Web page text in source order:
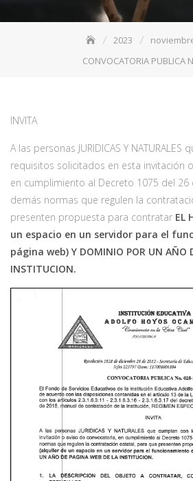
2023
CONVOCATORIA PUBLICA
INVITA
A las personas JURIDICAS Y
requisitos solicitados en esta invitación
en cumplimiento al Decreto 1075 del 26
demás normas que regulen la
presenten propuesta para contratar EL
un espacio en un servidor para el
página web) Y DOMINIO POR UN AÑO
INSTITUCION.